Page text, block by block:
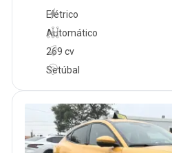
Automático
269 cv
Elétrico
Setúbal